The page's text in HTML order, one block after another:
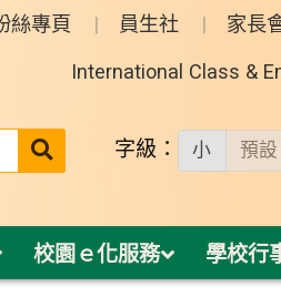
絲專頁 員生社 家長
International Class &
送出 字級： 小 預設
校園ｅ化服務 學校行